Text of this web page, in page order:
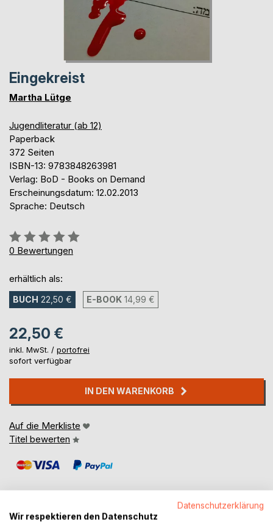
Eingekreist
Martha Lütge
Jugendliteratur (ab 12)
Paperback
372 Seiten
ISBN-13: 9783848263981
Verlag: BoD - Books on Demand
Erscheinungsdatum: 12.02.2013
Sprache: Deutsch
Bewertung::
0%
0 Bewertungen
erhältlich als:
BUCH 22,50 € E-BOOK 14,99 €
22,50 €
inkl. MwSt. / portofrei
sofort verfügbar
IN DEN WARENKORB
Auf die Merkliste
Titel bewerten
Datenschutzerklärung
Wir respektieren den Datenschutz